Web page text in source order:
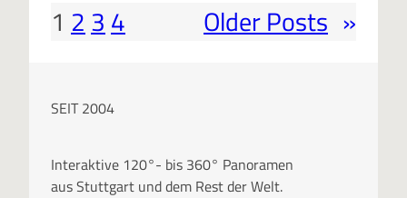
1 2 3 4 Older Posts »
SEIT 2004
Interaktive 120°- bis 360° Panoramen
aus Stuttgart und dem Rest der Welt.